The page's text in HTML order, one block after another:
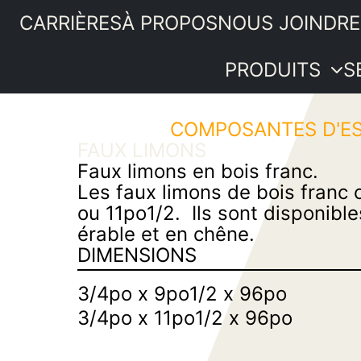
CARRIÈRESÀ PROPOSNOUS JOINDRE
PRODUITS
Portes
intérieures
Moulures et
boiseries
Quincaillerie
Bois de
menuiserie
Revêtements
intérieurs
Plancher de
PRODUITS
SERVICES
IDÉES ET
ASTUCES
PROMOTIONS
SOUMISSION
COMPOSANTES
FAUX LIMONS
Faux limons en bois franc.
Les faux limons de bois franc
ou 11po1/2. Ils sont
érable et en chêne.
DIMENSIONS
3/4po x 9po1/2 x 96po
3/4po x 11po1/2 x 96po